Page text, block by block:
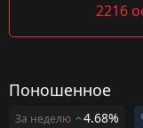
2216
Поношенное
За неделю 4.68%